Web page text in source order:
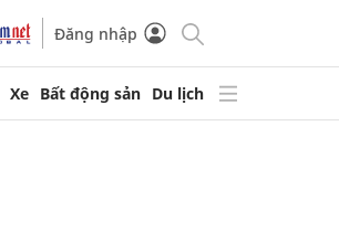
Đăng nhập
Xe Bất động sản Du lịch